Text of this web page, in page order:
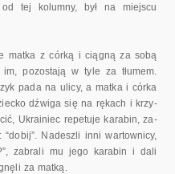
tej kolumny, był na miejscu
matka z córką i ciągną za sobą
pozostają w tyle za tłumem.
pada na ulicy, a matka i córka
dźwiga się na rękach i krzy­
Ukrainiec repetuje karabin, za­
Nadeszli inni wartownicy,
zabrali mu jego karabin i dali
za matką.